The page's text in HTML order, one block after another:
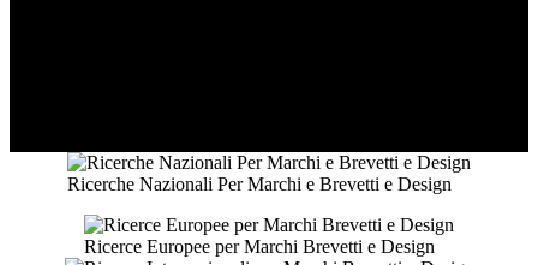
Ricerche Nazionali Per Marchi e Brevetti e Design
Ricerce Europee per Marchi Brevetti e Design